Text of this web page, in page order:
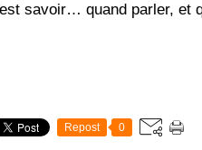
savoir… quand parler, et
Repost 0